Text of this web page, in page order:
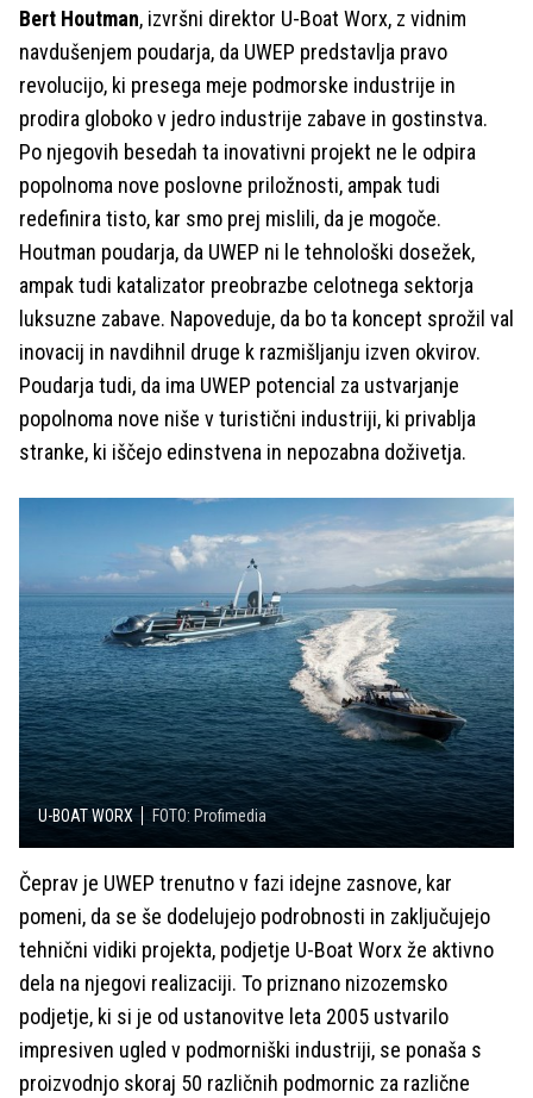
Bert Houtman, izvršni direktor U-Boat Worx, z vidnim
navdušenjem poudarja, da UWEP predstavlja pravo
revolucijo, ki presega meje podmorske industrije in
prodira globoko v jedro industrije zabave in gostinstva.
Po njegovih besedah ta inovativni projekt ne le odpira
popolnoma nove poslovne priložnosti, ampak tudi
redefinira tisto, kar smo prej mislili, da je mogoče.
Houtman poudarja, da UWEP ni le tehnološki dosežek,
ampak tudi katalizator preobrazbe celotnega sektorja
luksuzne zabave. Napoveduje, da bo ta koncept sprožil val
inovacij in navdihnil druge k razmišljanju izven okvirov.
Poudarja tudi, da ima UWEP potencial za ustvarjanje
popolnoma nove niše v turistični industriji, ki privablja
stranke, ki iščejo edinstvena in nepozabna doživetja.
U-BOAT WORX FOTO: Profimedia
Čeprav je UWEP trenutno v fazi idejne zasnove, kar
pomeni, da se še dodelujejo podrobnosti in zaključujejo
tehnični vidiki projekta, podjetje U-Boat Worx že aktivno
dela na njegovi realizaciji. To priznano nizozemsko
podjetje, ki si je od ustanovitve leta 2005 ustvarilo
impresiven ugled v podmorniški industriji, se ponaša s
proizvodnjo skoraj 50 različnih podmornic za različne